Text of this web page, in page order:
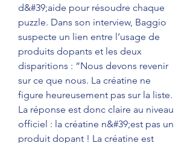
d&#39;aide pour résoudre chaque
puzzle. Dans son interview, Baggio
suspecte un lien entre l’usage de
produits dopants et les deux
disparitions : “Nous devons revenir
sur ce que nous. La créatine ne
figure heureusement pas sur la liste.
La réponse est donc claire au niveau
officiel : la créatine n&#39;est pas un
produit dopant ! La créatine est